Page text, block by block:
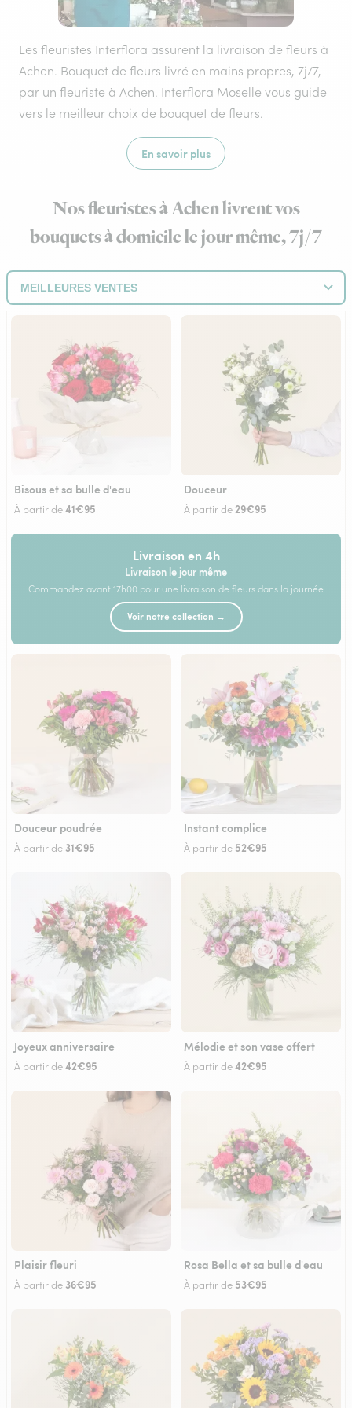
Les fleuristes Interflora assurent la livraison de fleurs à
Achen. Bouquet de fleurs livré en mains propres, 7j/7,
par un fleuriste à Achen. Interflora Moselle vous guide
vers le meilleur choix de bouquet de fleurs.
En savoir plus
Nos fleuristes à Achen livrent vos
bouquets à domicile le jour même, 7j/7
Bisous et sa bulle d'eau
À partir de41€95
Douceur
À partir de 29€95
Livraison en 4h
Livraison le jour même
Commandez avant 17h00 pour une livraison de fleurs dans la journée
Voir notre collection →
Douceur poudrée
À partir de 31€95
Instant complice
À partir de 52€95
Joyeux anniversaire
À partir de42€95
Mélodie et son vase offert
À partir de42€95
Plaisir fleuri
À partir de 36€95
Rosa Bella et sa bulle d'eau
À partir de 53€95